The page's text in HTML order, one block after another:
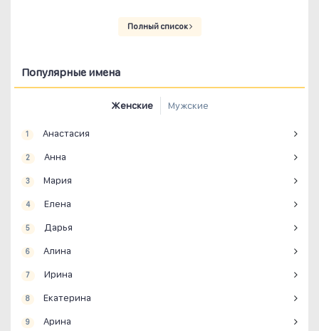
Полный список
Популярные имена
Женские Мужские
1 Анастасия
2 Анна
3 Мария
4 Елена
5 Дарья
6 Алина
7 Ирина
8 Екатерина
9 Арина